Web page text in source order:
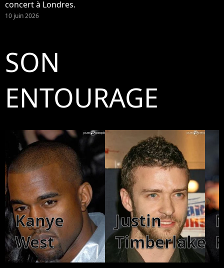
concert à Londres.
10 juin 2026
SON
ENTOURAGE
Kanye
West
Justin
Timberlake